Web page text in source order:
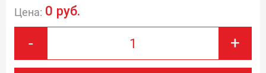
Цена: 0 руб.
- +